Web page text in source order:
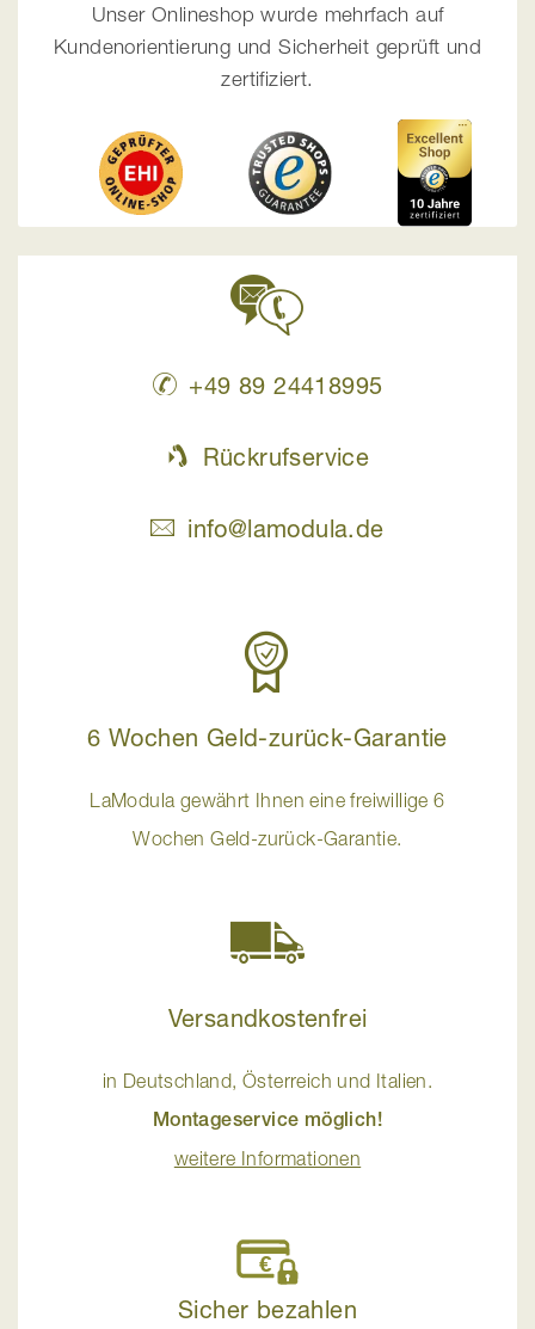
Unser Onlineshop wurde mehrfach auf
Kundenorientierung und Sicherheit geprüft und
zertifiziert.
+49 89 24418995
Rückrufservice
info@lamodula.de
6 Wochen Geld-zurück-Garantie
LaModula gewährt Ihnen eine freiwillige 6
Wochen Geld-zurück-Garantie.
Versandkostenfrei
in Deutschland, Österreich und Italien.
Montageservice möglich!
weitere Informationen
Sicher bezahlen